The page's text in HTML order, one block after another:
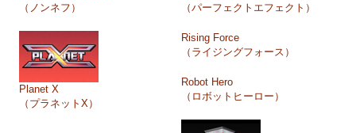
（ノンネフ）
（パーフェクトエフェクト）
Planet X
（プラネットX）
Rising Force
（ライジングフォース）
Robot Hero
（ロボットヒーロー）